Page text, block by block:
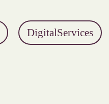
DigitalServices